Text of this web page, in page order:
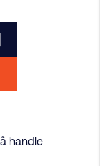
handle